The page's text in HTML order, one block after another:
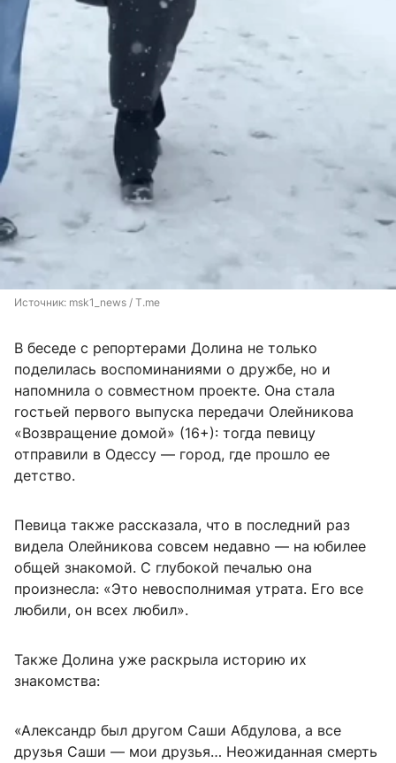
Источник: msk1_news / T.me
В беседе с репортерами Долина не только
поделилась воспоминаниями о дружбе, но и
напомнила о совместном проекте. Она стала
гостьей первого выпуска передачи Олейникова
«Возвращение домой» (16+): тогда певицу
отправили в Одессу — город, где прошло ее
детство.
Певица также рассказала, что в последний раз
видела Олейникова совсем недавно — на юбилее
общей знакомой. С глубокой печалью она
произнесла: «Это невосполнимая утрата. Его все
любили, он всех любил».
Также Долина уже раскрыла историю их
знакомства:
«Александр был другом Саши Абдулова, а все
друзья Саши — мои друзья… Неожиданная смерть